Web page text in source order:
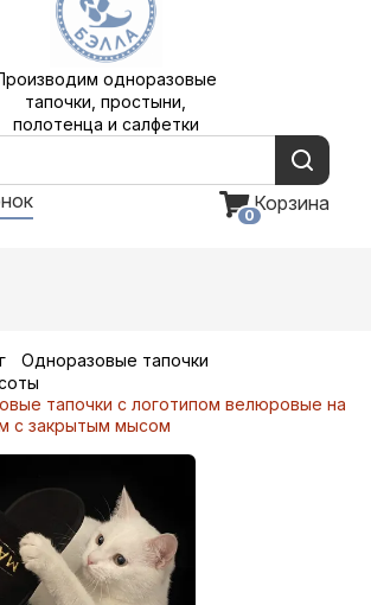
одноразовые
тапочки, простыни,
полотенца и салфетки
Корзина
0
Одноразовые тапочки
тапочки с логотипом велюровые на
с закрытым мысом